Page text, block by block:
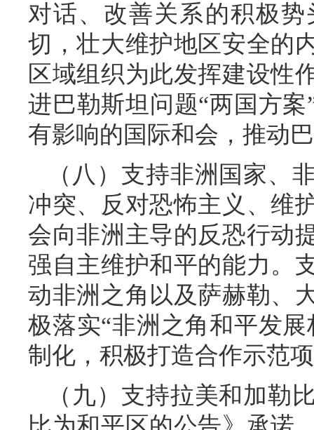
对话、改善关系的积极
切，壮大维护地区安全的
区域组织为此发挥建设性
进巴勒斯坦问题“两国方
有影响的国际和会，推动
（八）支持非洲国家、
冲突、反对恐怖主义、维
会向非洲主导的反恐行动
强自主维护和平的能力。
动非洲之角以及萨赫勒、
极落实“非洲之角和平发
制化，积极打造合作示范
（九）支持拉美和加勒